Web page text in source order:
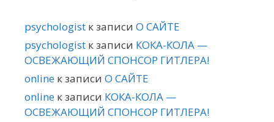
psychologist к записи О САЙТЕ
psychologist к записи КОКА-КОЛА —
ОСВЕЖАЮЩИЙ СПОНСОР ГИТЛЕРА!
online к записи О САЙТЕ
online к записи КОКА-КОЛА —
ОСВЕЖАЮЩИЙ СПОНСОР ГИТЛЕРА!